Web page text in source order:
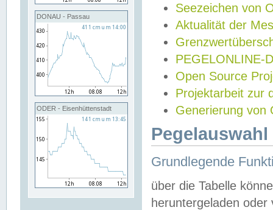
DONAU - Passau
ODER - Eisenhüttenstadt
Seezeichen von
Aktualität der
PEGELONLINE-
Open Source
Projektarbeit zur
Generierung von
Grundlegende
über die Tabelle
heruntergeladen oder